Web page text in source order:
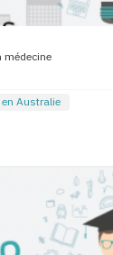
médecine
Australie